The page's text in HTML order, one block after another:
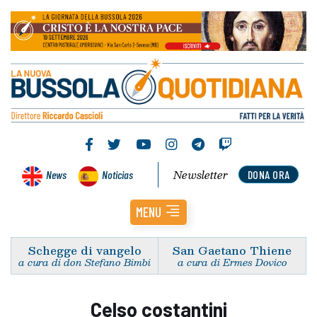
News Noticias DONA ORA
Newsletter
MENU
Schegge di vangelo
a cura di don Stefano Bimbi
San Gaetano Thiene
a cura di Ermes Dovico
Celso costantini